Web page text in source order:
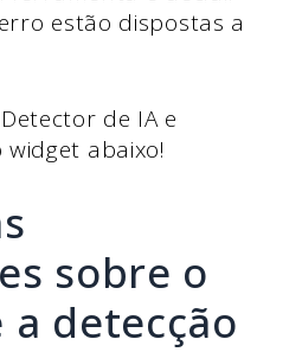
estão dispostas a
de IA e
abaixo!
sobre o
a detecção